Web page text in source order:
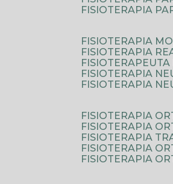
FISIOTERAPIA
FISIOTERAPIA
FISIOTERAPIA
FISIOTERAPIA
FISIOTERAPIA
FISIOTERAPIA
FISIOTERAPIA
FISIOTERAPIA
FISIOTERAPIA
FISIOTERAPIA